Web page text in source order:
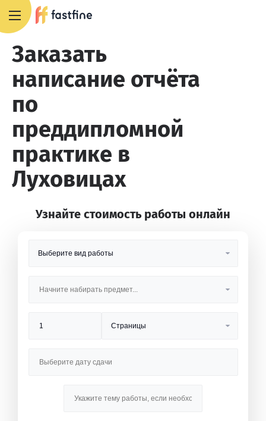
Заказать
написание отчёта
по
преддипломной
практике в
Луховицах
Узнайте стоимость работы онлайн